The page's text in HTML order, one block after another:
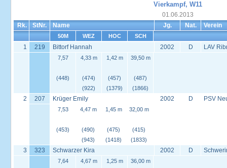
Vierkampf, W11
01.06.2013
Rk.
StNr. Name Jg. Nat. Verein
50M WEZ HOC SCH
1 219 Bittorf Hannah 2002 D LAV
7,57
(448)
4,33 m
(474)
(922)
1,42 m
(457)
(1379)
39,50 m
(487)
(1866)
2 207 Krüger Emily 2002 D PSV
7,53
(453)
4,47 m
(490)
(943)
1,45 m
(475)
(1418)
32,00 m
(415)
(1833)
3 323 Schwarzer Kira 2002 D
7,64 4,67 m 1,25 m 36,00 m